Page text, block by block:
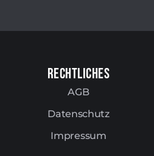
Rechtliches
AGB
Datenschutz
Impressum